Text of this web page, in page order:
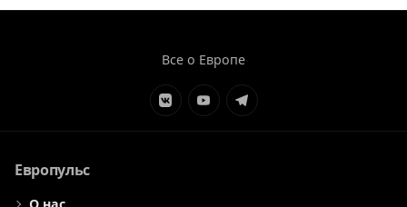
Все о Европе
ЭлементЭлементЭлемент
Европульс